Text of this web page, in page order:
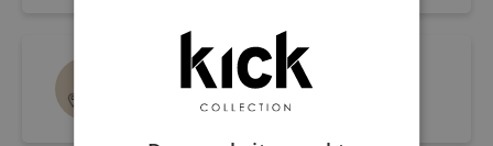
Route naar de winkel
Open link naar Google Maps